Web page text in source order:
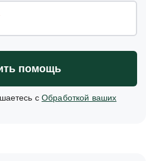
помощь
сОбработкой ваших